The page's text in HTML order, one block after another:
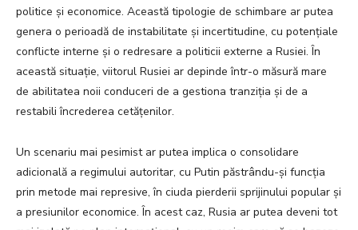
politice și economice. Această tipologie de schimbare ar putea
genera o perioadă de instabilitate și incertitudine, cu potențiale
conflicte interne și o redresare a politicii externe a Rusiei. În
această situație, viitorul Rusiei ar depinde într-o măsură mare
de abilitatea noii conduceri de a gestiona tranziția și de a
restabili încrederea cetățenilor.
Un scenariu mai pesimist ar putea implica o consolidare
adicională a regimului autoritar, cu Putin păstrându-și funcția
prin metode mai represive, în ciuda pierderii sprijinului popular și
a presiunilor economice. În acest caz, Rusia ar putea deveni tot